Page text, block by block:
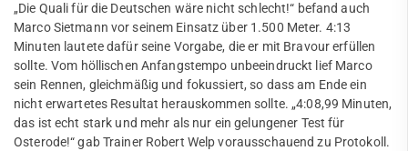
„Die Quali für die Deutschen wäre nicht schlecht!“ befand auch
Marco Sietmann vor seinem Einsatz über 1.500 Meter. 4:13
Minuten lautete dafür seine Vorgabe, die er mit Bravour erfüllen
sollte. Vom höllischen Anfangstempo unbeeindruckt lief Marco
sein Rennen, gleichmäßig und fokussiert, so dass am Ende ein
nicht erwartetes Resultat herauskommen sollte. „4:08,99 Minuten,
das ist echt stark und mehr als nur ein gelungener Test für
Osterode!“ gab Trainer Robert Welp vorausschauend zu Protokoll.
Schach
Segeln
Speichensport
Tennis